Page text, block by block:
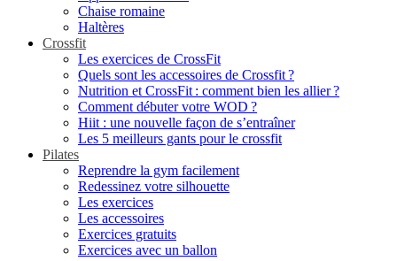
Chaise romaine
Haltères
Crossfit
Les exercices de CrossFit
Quels sont les accessoires de Crossfit ?
Nutrition et CrossFit : comment bien les allier ?
Comment débuter votre WOD ?
Hiit : une nouvelle façon de s’entraîner
Les 5 meilleurs gants pour le crossfit
Pilates
Reprendre la gym facilement
Redessinez votre silhouette
Les exercices
Les accessoires
Exercices gratuits
Exercices avec un ballon